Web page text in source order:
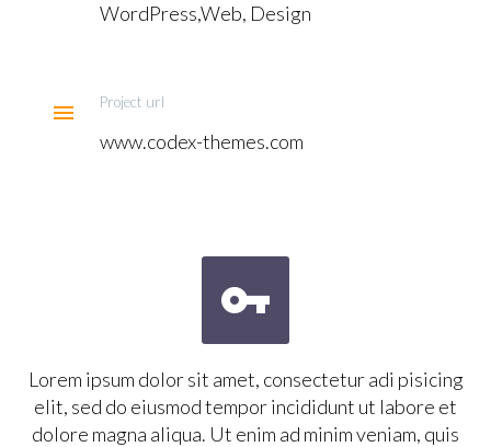
WordPress,Web, Design
 Project url
www.codex-themes.com


Lorem ipsum dolor sit amet, consectetur adi pisicing
elit, sed do eiusmod tempor incididunt ut labore et
dolore magna aliqua. Ut enim ad minim veniam, quis